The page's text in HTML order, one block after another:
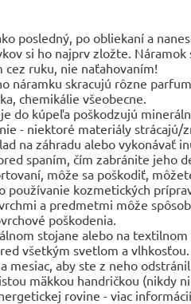
posledný, po obliekaní a
si ho najprv zložte. Náramok
ruku, nie naťahovaním!
náramku skracujú rôzne
chemikálie všeobecne.
do kúpeľa poškodzujú
- niektoré materiály strácajú/
na záhradu alebo vykonávať
spaním, čím zabránite jeho
môže sa poškodiť,
používanie kozmetických
a predmetmi môže
poškodenia.
stojane alebo na
všetkým svetlom a vlhkosťou.
mesiac, aby ste z neho
mäkkou handričkou (nikdy
rovine - viac